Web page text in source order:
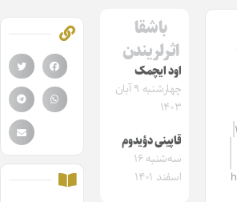
باشقا
اثرلریندن
اود ایچمک
چهارشنبه ۹ آبان
۱۴۰۳
قاپینی دؤیدوم
سه‌شنبه ۱۶
اسفند ۱۴۰۱